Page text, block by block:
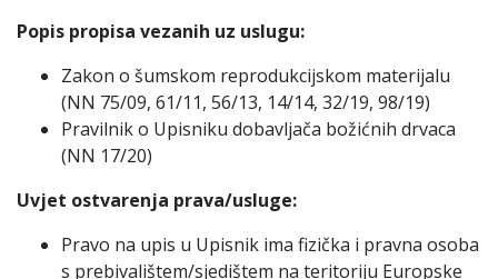
Popis propisa vezanih uz uslugu:
Zakon o šumskom reprodukcijskom materijalu
(NN 75/09, 61/11, 56/13, 14/14, 32/19, 98/19)
Pravilnik o Upisniku dobavljača božićnih drvaca
(NN 17/20)
Uvjet ostvarenja prava/usluge:
Pravo na upis u Upisnik ima fizička i pravna osoba
s prebivalištem/sjedištem na teritoriju Europske